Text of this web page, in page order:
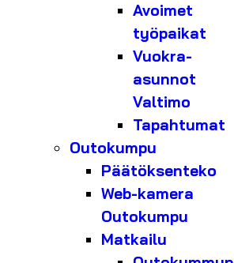
Avoimet
työpaikat
Vuokra-
asunnot
Valtimo
Tapahtumat
Outokumpu
Päätöksenteko
Web-kamera
Outokumpu
Matkailu